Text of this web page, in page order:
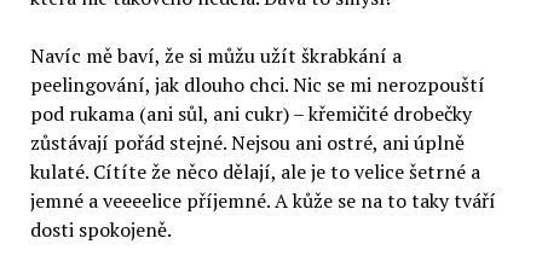
Navíc mě baví, že si můžu užít škrabkání a
peelingování, jak dlouho chci. Nic se mi nerozpouští
pod rukama (ani sůl, ani cukr) – křemičité drobečky
zůstávají pořád stejné. Nejsou ani ostré, ani úplně
kulaté. Cítíte že něco dělají, ale je to velice šetrné a
jemné a veeeelice příjemné. A kůže se na to taky tváří
dosti spokojeně.